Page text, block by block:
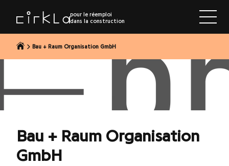
contenu
pour le réemploi
dans la construction
Bau + Raum Organisation GmbH
Bau + Raum Organisation
GmbH